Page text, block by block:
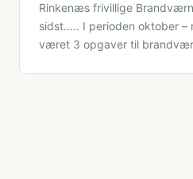
Rinkenæs frivillige
sidst….. I perioden oktober –
været 3 opgaver til